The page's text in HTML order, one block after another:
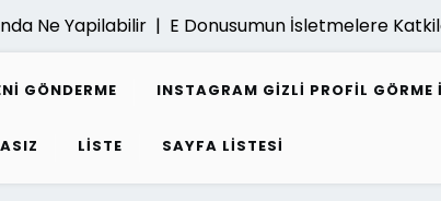
Ne Yapilabilir |E Donusumun İsletmelere
GÖNDERME INSTAGRAM GIZLI PROFIL GÖRME
LISTE SAYFA LISTESI